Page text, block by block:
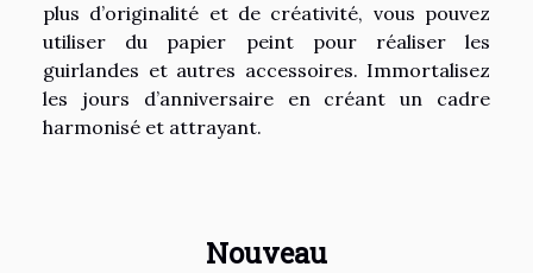
plus d’originalité et de créativité, vous pouvez
utiliser du papier peint pour réaliser les
guirlandes et autres accessoires. Immortalisez
les jours d’anniversaire en créant un cadre
harmonisé et attrayant.
Nouveau